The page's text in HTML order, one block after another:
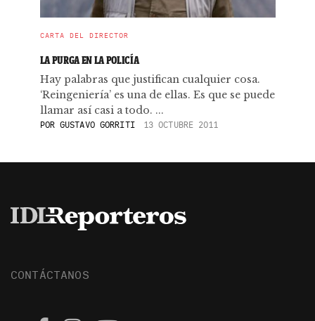
CARTA DEL DIRECTOR
LA PURGA EN LA POLICÍA
Hay palabras que justifican cualquier cosa.
‘Reingeniería’ es una de ellas. Es que se puede
llamar así casi a todo. ...
POR GUSTAVO GORRITI 13 OCTUBRE 2011
CONTÁCTANOS